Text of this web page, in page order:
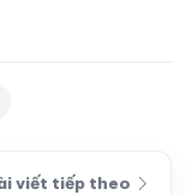
viết tiếp theo